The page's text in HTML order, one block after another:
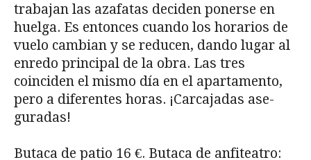
trabajan las azafatas deciden ponerse en
huelga. Es entonces cuando los horarios de
vuelo cambian y se reducen, dando lugar al
enredo principal de la obra. Las tres
coinciden el mismo día en el apartamento,
pero a diferentes horas. ¡Carcajadas ase-
guradas!
Butaca de patio 16 €. Butaca de anfiteatro: